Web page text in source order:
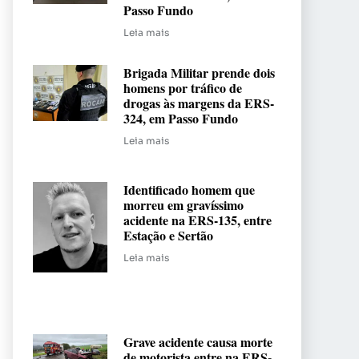
Passo Fundo
Leia mais
Brigada Militar prende dois
homens por tráfico de
drogas às margens da ERS-
324, em Passo Fundo
Leia mais
Identificado homem que
morreu em gravíssimo
acidente na ERS-135, entre
Estação e Sertão
Leia mais
Grave acidente causa morte